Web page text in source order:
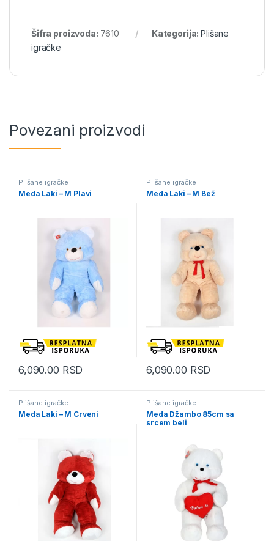
Šifra proizvoda: 7610 Kategorija:Plišane
igračke
Povezani proizvodi
Plišane igračke
Meda Laki – M Plavi
6,090.00 RSD
Plišane igračke
Meda Laki – M Bež
6,090.00 RSD
Plišane igračke
Meda Laki – M Crveni
Plišane igračke
Meda Džambo 85cm sa
srcem beli